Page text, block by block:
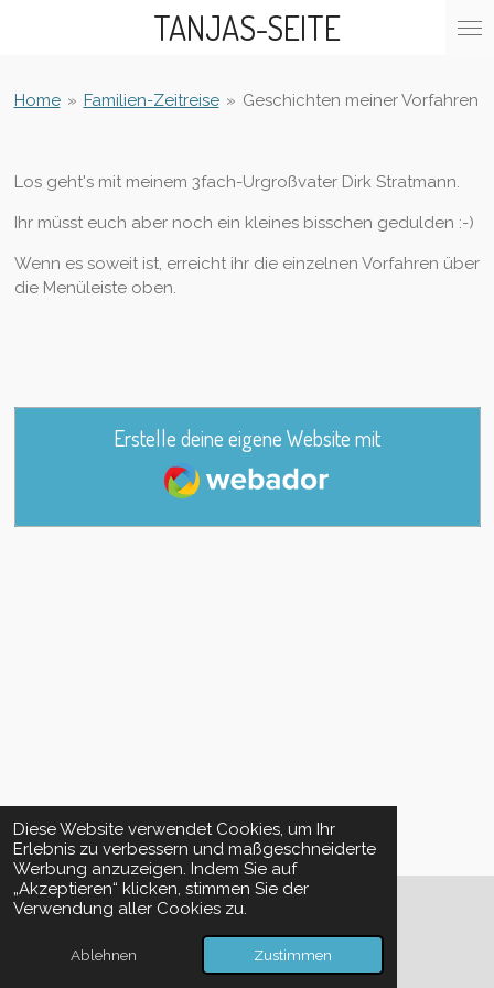
Diese Website verwendet Cookies, um Ihr
Erlebnis zu verbessern und maßgeschneiderte
Werbung anzuzeigen. Indem Sie auf
„Akzeptieren“ klicken, stimmen Sie der
Verwendung aller Cookies zu.
Ablehnen Zustimmen
TANJAS-SEITE
Home » Familien-Zeitreise » Geschichten meiner Vorfahren
Los geht's mit meinem 3fach-Urgroßvater Dirk Stratmann.
Ihr müsst euch aber noch ein kleines bisschen gedulden :-)
Wenn es soweit ist, erreicht ihr die einzelnen Vorfahren über
die Menüleiste oben.
Erstelle deine eigene Website mit
Webador
© 2025 - 2026 Tanjas-Seite
Webador